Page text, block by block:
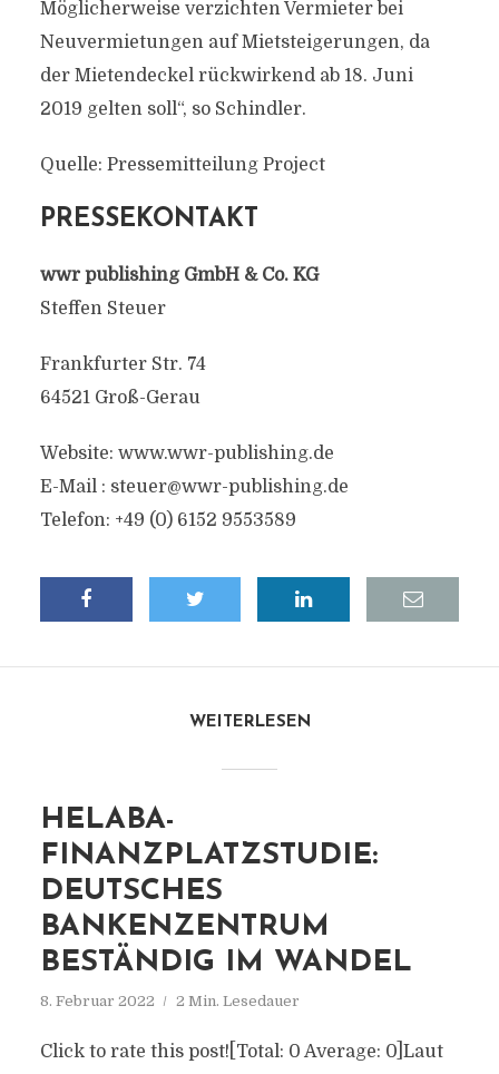
Möglicherweise verzichten Vermieter bei
Neuvermietungen auf Mietsteigerungen, da
der Mietendeckel rückwirkend ab 18. Juni
2019 gelten soll“, so Schindler.
Quelle: Pressemitteilung Project
PRESSEKONTAKT
wwr publishing GmbH & Co. KG
Steffen Steuer
Frankfurter Str. 74
64521 Groß-Gerau
Website: www.wwr-publishing.de
E-Mail : steuer@wwr-publishing.de
Telefon: +49 (0) 6152 9553589
WEITERLESEN
HELABA-
FINANZPLATZSTUDIE:
DEUTSCHES
BANKENZENTRUM
BESTÄNDIG IM WANDEL
8. Februar 2022 2 Min. Lesedauer
Click to rate this post![Total: 0 Average: 0]Laut